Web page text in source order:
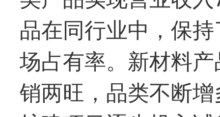
品在同行业中，保
场占有率。新材料
销两旺，品类不断